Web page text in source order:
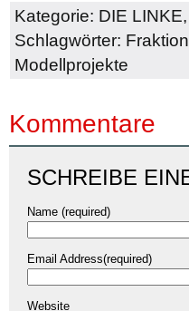
Kategorie: DIE LINKE,
Schlagwörter:
Modellprojekte
Kommentare
SCHREIBE
Name (required)
Email Address(required)
Website